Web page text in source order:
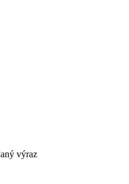
výraz